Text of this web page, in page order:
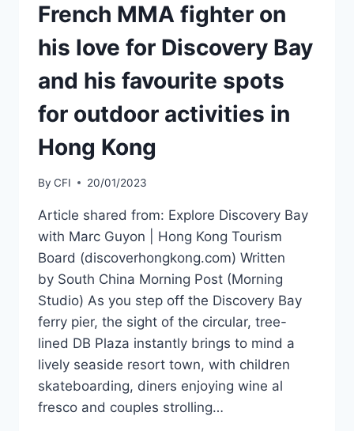
French MMA fighter on
his love for Discovery Bay
and his favourite spots
for outdoor activities in
Hong Kong
By CFI 20/01/2023
Article shared from: Explore Discovery Bay
with Marc Guyon | Hong Kong Tourism
Board (discoverhongkong.com) Written
by South China Morning Post (Morning
Studio) As you step off the Discovery Bay
ferry pier, the sight of the circular, tree-
lined DB Plaza instantly brings to mind a
lively seaside resort town, with children
skateboarding, diners enjoying wine al
fresco and couples strolling…